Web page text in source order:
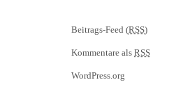
Beitrags-Feed (RSS)
Kommentare als RSS
WordPress.org